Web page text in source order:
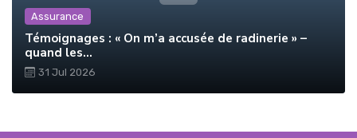
Assurance
Témoignages : « On m’a accusée de radinerie » –
quand les...
31 Jul 2026